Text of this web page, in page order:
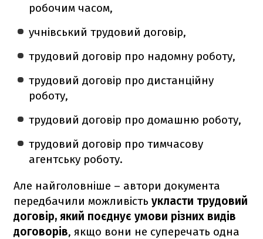
робочим часом,
учнівський трудовий договір,
трудовий договір про надомну роботу,
трудовий договір про дистанційну
роботу,
трудовий договір про домашню роботу,
трудовий договір про тимчасову
агентську роботу.
Але найголовніше – автори документа
передбачили можливість укласти трудовий
договір, який поєднує умови різних видів
договорів, якщо вони не суперечать одна